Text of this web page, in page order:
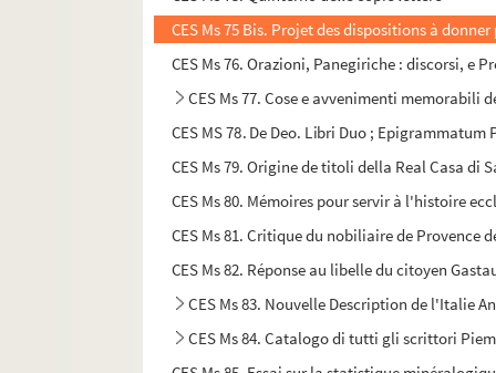
CES Ms 75 Bis. Projet des dispositions à
CES Ms 76. Orazioni, Panegiriche : discorsi, e
CES Ms 77. Cose e avvenimenti memorabili
CES MS 78. De Deo. Libri Duo ;
CES Ms 79. Origine de titoli della Real Casa
CES Ms 80. Mémoires pour servir à l'histoire
CES Ms 81. Critique du nobiliaire de
CES Ms 82. Réponse au libelle du citoyen
CES Ms 83. Nouvelle Description de l'Italie
CES Ms 84. Catalogo di tutti gli scrittori